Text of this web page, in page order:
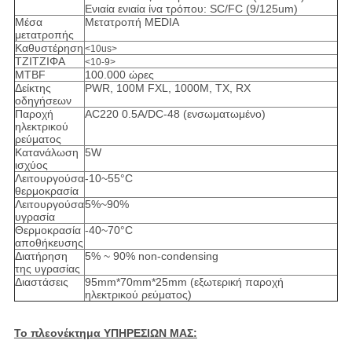
Ενιαία ενιαία ίνα τρόπου: SC/FC (9/125um)
Μέσα
μετατροπής
Μετατροπή MEDIA
Καθυστέρηση <10us>
ΤΖΙΤΖΙΦΑ <10-9>
MTBF
100.000 ώρες
Δείκτης
οδηγήσεων
PWR, 100M FXL, 1000M, TX, RX
Παροχή
ηλεκτρικού
ρεύματος
AC220 0.5A/DC-48 (ενσωματωμένο)
Κατανάλωση
ισχύος
5W
Λειτουργούσα
θερμοκρασία
-10~55°C
Λειτουργούσα
υγρασία
5%~90%
Θερμοκρασία
αποθήκευσης
-40~70°C
Διατήρηση
της υγρασίας
5% ~ 90% non-condensing
Διαστάσεις
95mm*70mm*25mm (εξωτερική παροχή
ηλεκτρικού ρεύματος)
Το πλεονέκτημα ΥΠΗΡΕΣΙΩΝ ΜΑΣ: